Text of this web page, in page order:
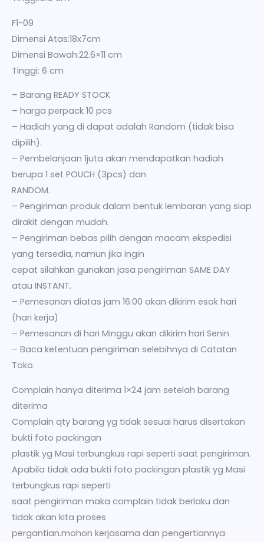
F1-09
Dimensi Atas:18x7cm
Dimensi Bawah:22.6×11 cm
Tinggi: 6 cm
– Barang READY STOCK
– harga perpack 10 pcs
– Hadiah yang di dapat adalah Random (tidak bisa
dipilih).
– Pembelanjaan 1juta akan mendapatkan hadiah
berupa 1 set POUCH (3pcs) dan
RANDOM.
– Pengiriman produk dalam bentuk lembaran yang siap
dirakit dengan mudah.
– Pengiriman bebas pilih dengan macam ekspedisi
yang tersedia, namun jika ingin
cepat silahkan gunakan jasa pengiriman SAME DAY
atau INSTANT.
– Pemesanan diatas jam 16:00 akan dikirim esok hari
(hari kerja)
– Pemesanan di hari Minggu akan dikirim hari Senin
– Baca ketentuan pengiriman selebihnya di Catatan
Toko.
Complain hanya diterima 1×24 jam setelah barang
diterima
Complain qty barang yg tidak sesuai harus disertakan
bukti foto packingan
plastik yg Masi terbungkus rapi seperti saat pengiriman.
Apabila tidak ada bukti foto packingan plastik yg Masi
terbungkus rapi seperti
saat pengiriman maka complain tidak berlaku dan
tidak akan kita proses
pergantian.mohon kerjasama dan pengertiannya